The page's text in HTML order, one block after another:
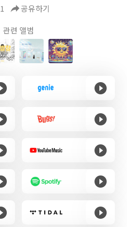
1 reply공유하기
관련 앨범